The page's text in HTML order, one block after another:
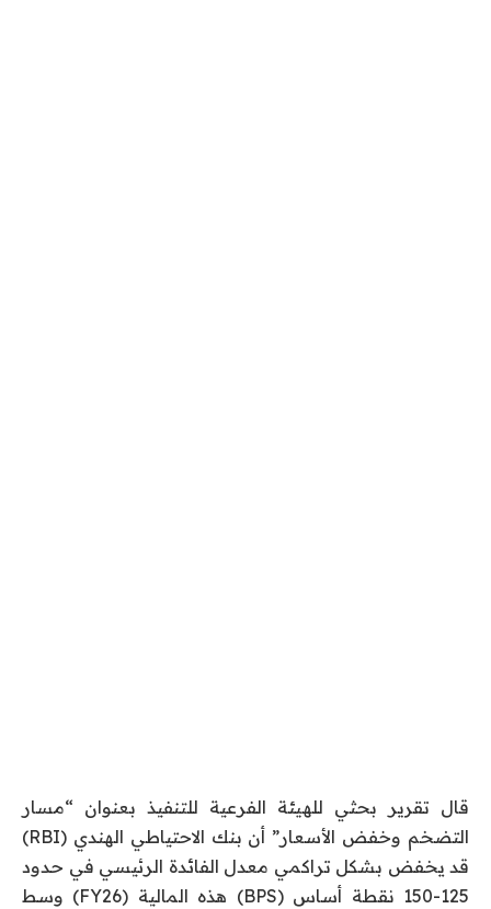
قال تقرير بحثي للهيئة الفرعية للتنفيذ بعنوان “مسار
التضخم وخفض الأسعار” أن بنك الاحتياطي الهندي (RBI)
قد يخفض بشكل تراكمي معدل الفائدة الرئيسي في حدود
125-150 نقطة أساس (BPS) هذه المالية (FY26) وسط